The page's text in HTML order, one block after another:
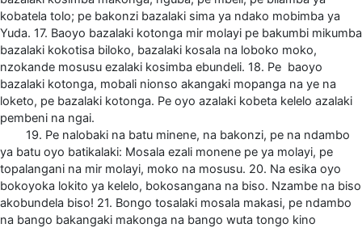
kobatela tolo; pe bakonzi bazalaki sima ya ndako mobimba ya
Yuda. 17. Baoyo bazalaki kotonga mir molayi pe bakumbi mikumba
bazalaki kokotisa biloko, bazalaki kosala na loboko moko,
nzokande mosusu ezalaki kosimba ebundeli. 18. Pe baoyo
bazalaki kotonga, mobali nionso akangaki mopanga na ye na
loketo, pe bazalaki kotonga. Pe oyo azalaki kobeta kelelo azalaki
pembeni na ngai.
19. Pe nalobaki na batu minene, na bakonzi, pe na ndambo
ya batu oyo batikalaki: Mosala ezali monene pe ya molayi, pe
topalangani na mir molayi, moko na mosusu. 20. Na esika oyo
bokoyoka lokito ya kelelo, bokosangana na biso. Nzambe na biso
akobundela biso! 21. Bongo tosalaki mosala makasi, pe ndambo
na bango bakangaki makonga na bango wuta tongo kino